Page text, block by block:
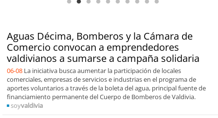
Aguas Décima, Bomberos y la Cámara de
Comercio convocan a emprendedores
valdivianos a sumarse a campaña solidaria
06-08 La iniciativa busca aumentar la participación de locales
comerciales, empresas de servicios e industrias en el programa de
aportes voluntarios a través de la boleta del agua, principal fuente de
financiamiento permanente del Cuerpo de Bomberos de Valdivia.
soyvaldivia